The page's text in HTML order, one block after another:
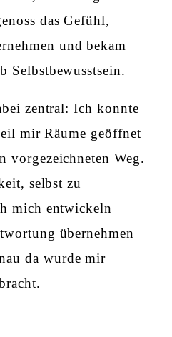
das Gefühl,
und bekam
Selbstbewusstsein.
zentral: Ich konnte
mir Räume geöffnet
vorgezeichneten Weg.
selbst zu
mich entwickeln
übernehmen
da wurde mir